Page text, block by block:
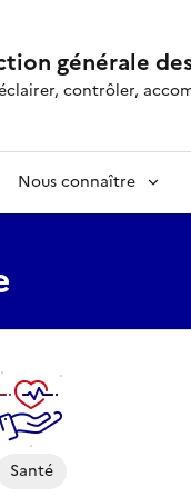
générale
contrôler,
Nous connaître
Santé